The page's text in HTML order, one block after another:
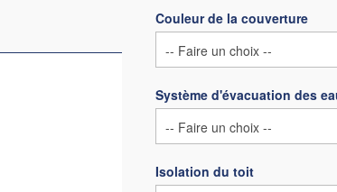
Couleur de la couverture
Système d'évacuation des
Isolation du toit